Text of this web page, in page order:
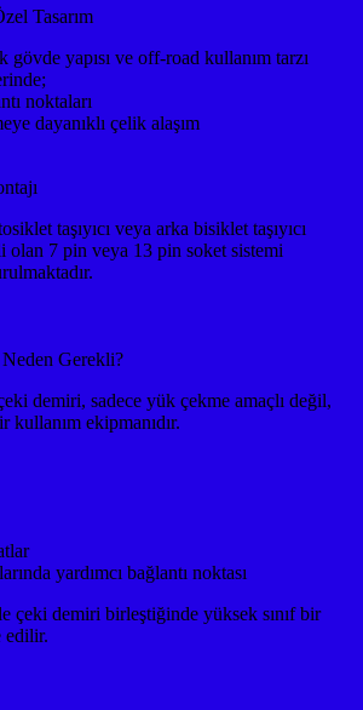
Tasarım
gövde yapısı ve off-road kullanım tarzı
noktaları
dayanıklı çelik alaşım
taşıyıcı veya arka bisiklet taşıyıcı
olan 7 pin veya 13 pin soket sistemi
Gerekli?
demiri, sadece yük çekme amaçlı değil,
kullanım ekipmanıdır.
yardımcı bağlantı noktası
çeki demiri birleştiğinde yüksek sınıf bir
edilir.